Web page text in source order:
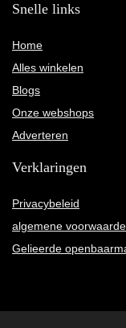
Snelle links
Home
Alles winkelen
Blogs
Onze webshops
Adverteren
Verklaringen
Privacybeleid
algemene
Gelieerde